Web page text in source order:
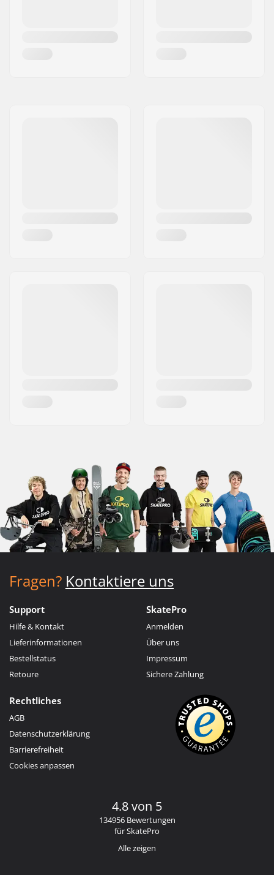
Fragen? Kontaktiere uns
Support
Hilfe & Kontakt
Lieferinformationen
Bestellstatus
Retoure
SkatePro
Anmelden
Über uns
Impressum
Sichere Zahlung
Rechtliches
AGB
Datenschutzerklärung
Barrierefreiheit
Cookies anpassen
4.8 von 5
134956 Bewertungen
für SkatePro
Alle zeigen